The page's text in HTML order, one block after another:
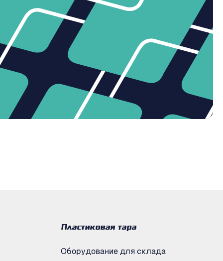
Пластиковая тара
Оборудование для склада